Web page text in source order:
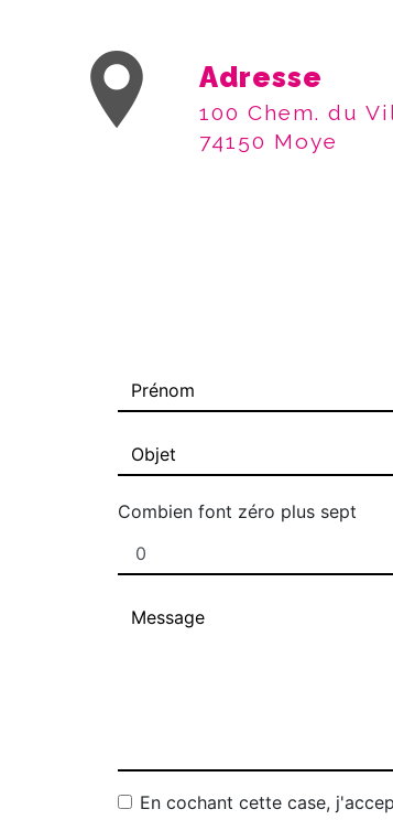
Adresse
100 Chem. du Villard,
74150 Moye
Combien font zéro plus sept
En cochant cette case,